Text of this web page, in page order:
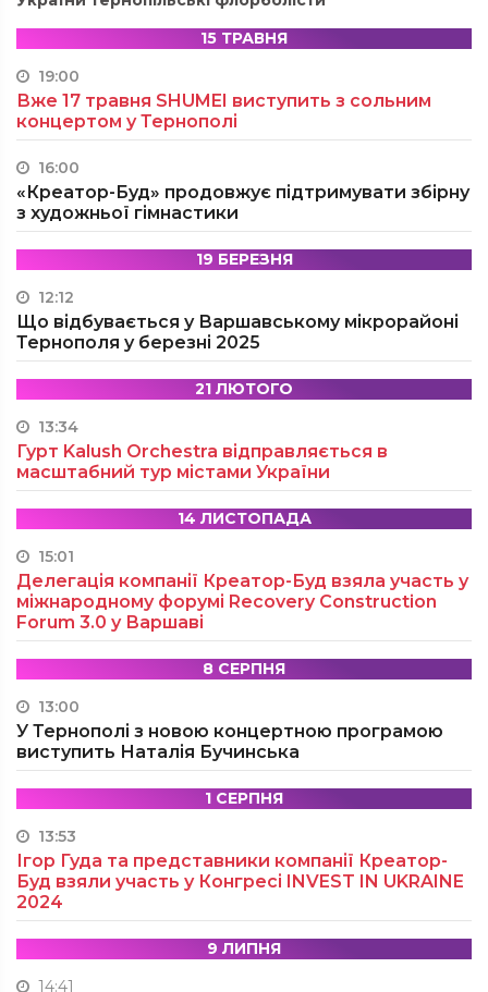
15 ТРАВНЯ
19:00
Вже 17 травня SHUMEI виступить з сольним
концертом у Тернополі
16:00
«Креатор-Буд» продовжує підтримувати збірну
з художньої гімнастики
19 БЕРЕЗНЯ
12:12
Що відбувається у Варшавському мікрорайоні
Тернополя у березні 2025
21 ЛЮТОГО
13:34
Гурт Kalush Orchestra відправляється в
масштабний тур містами України
14 ЛИСТОПАДА
15:01
Делегація компанії Креатор-Буд взяла участь у
міжнародному форумі Recovery Construction
Forum 3.0 у Варшаві
8 СЕРПНЯ
13:00
У Тернополі з новою концертною програмою
виступить Наталія Бучинська
1 СЕРПНЯ
13:53
Ігор Гуда та представники компанії Креатор-
Буд взяли участь у Конгресі INVEST IN UKRAINE
2024
9 ЛИПНЯ
14:41